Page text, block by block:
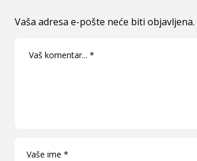
Vaša adresa e-pošte neće biti objavljena.